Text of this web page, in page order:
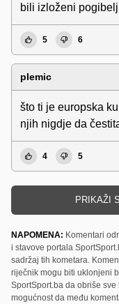
bili izloženi
5 6
plemic
što ti je europska
njih nigdje da
4 5
PRIKAŽI
NAPOMENA: Komentari
i stavove portala
sadržaj tih kometara.
riječnik mogu biti uklonjeni
SportSport.ba da obriše
mogućnost da među